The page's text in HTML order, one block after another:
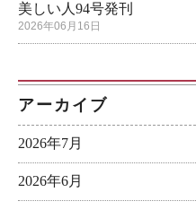
美しい人94号発刊
2026年06月16日
アーカイブ
2026年7月
2026年6月